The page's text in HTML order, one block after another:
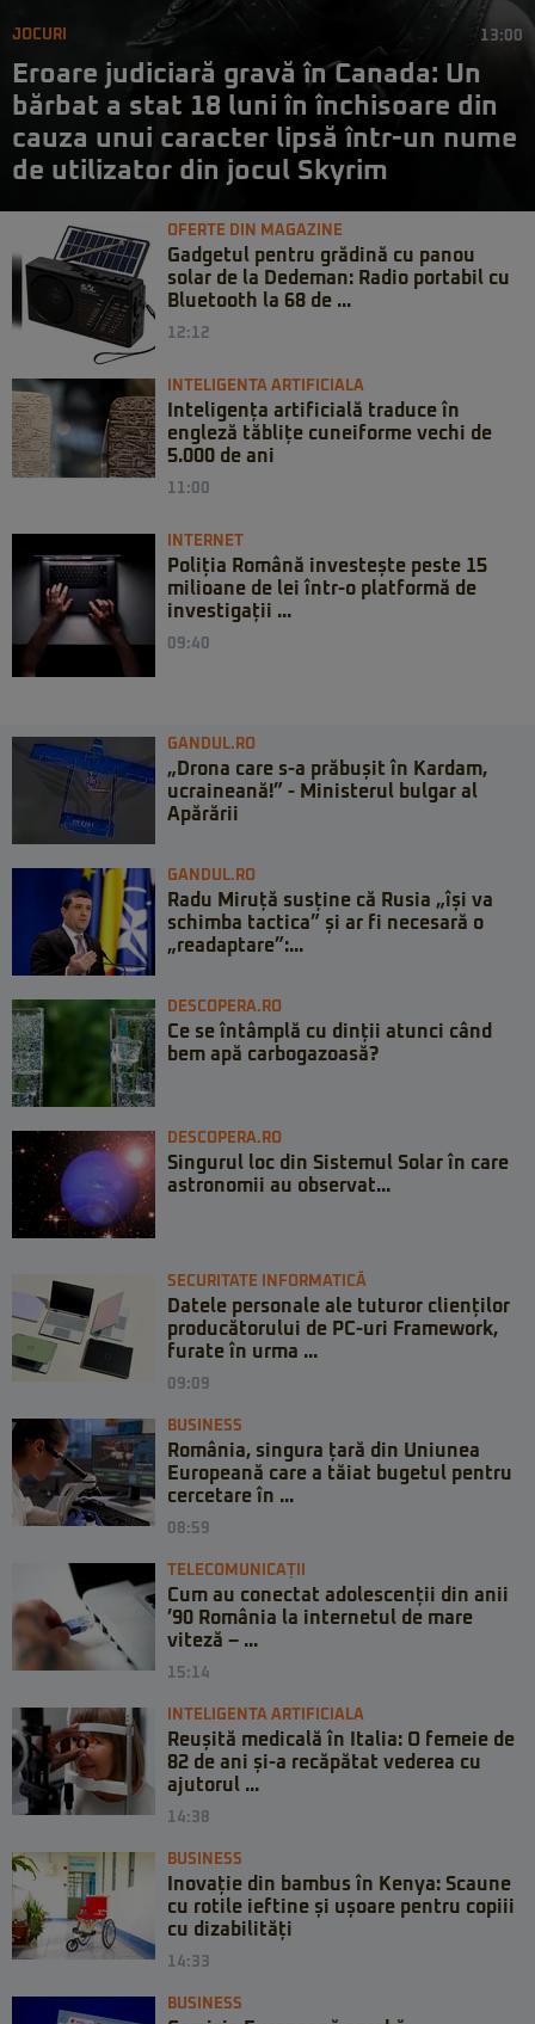
JOCURI 13:00
Eroare judiciară gravă în Canada: Un
bărbat a stat 18 luni în închisoare din
cauza unui caracter lipsă într-un nume
de utilizator din jocul Skyrim
OFERTE DIN MAGAZINE
Gadgetul pentru grădină cu panou
solar de la Dedeman: Radio portabil cu
Bluetooth la 68 de ...
12:12
INTELIGENTA ARTIFICIALA
Inteligența artificială traduce în
engleză tăblițe cuneiforme vechi de
5.000 de ani
11:00
INTERNET
Poliția Română investește peste 15
milioane de lei într-o platformă de
investigații ...
09:40
GANDUL.RO
„Drona care s-a prăbușit în Kardam,
ucraineană!” - Ministerul bulgar al
Apărării
GANDUL.RO
Radu Miruță susține că Rusia „își va
schimba tactica” și ar fi necesară o
„readaptare”:...
DESCOPERA.RO
Ce se întâmplă cu dinții atunci când
bem apă carbogazoasă?
DESCOPERA.RO
Singurul loc din Sistemul Solar în care
astronomii au observat...
SECURITATE INFORMATICĂ
Datele personale ale tuturor clienților
producătorului de PC-uri Framework,
furate în urma ...
09:09
BUSINESS
România, singura țară din Uniunea
Europeană care a tăiat bugetul pentru
cercetare în ...
08:59
TELECOMUNICAȚII
Cum au conectat adolescenții din anii
’90 România la internetul de mare
viteză – ...
15:14
INTELIGENTA ARTIFICIALA
Reușită medicală în Italia: O femeie de
82 de ani și-a recăpătat vederea cu
ajutorul ...
14:38
BUSINESS
Inovație din bambus în Kenya: Scaune
cu rotile ieftine și ușoare pentru copiii
cu dizabilități
14:33
BUSINESS